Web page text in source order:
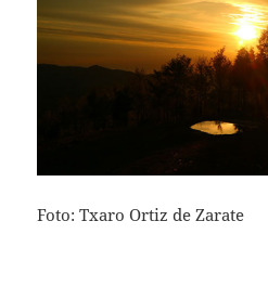
Foto: Txaro Ortiz de Zarate